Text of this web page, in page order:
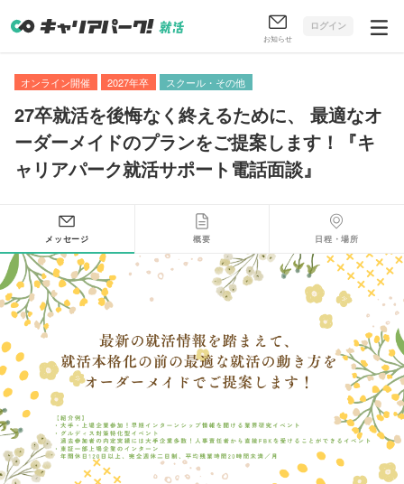
お知らせ
ログイン
オンライン開催 2027年卒 スクール・その他
27卒就活を後悔なく終えるために、
最適なオ
ーダーメイドのプランをご提案します！『キ
ャリアパーク就活サポート電話面談』
メッセージ 概要 日程・場所